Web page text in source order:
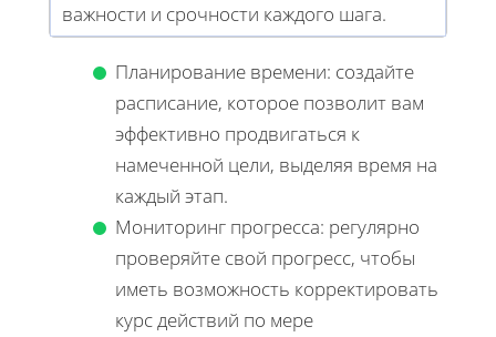
важности и срочности каждого шага.
Планирование времени: создайте
расписание, которое позволит вам
эффективно продвигаться к
намеченной цели, выделяя время на
каждый этап.
Мониторинг прогресса: регулярно
проверяйте свой прогресс, чтобы
иметь возможность корректировать
курс действий по мере